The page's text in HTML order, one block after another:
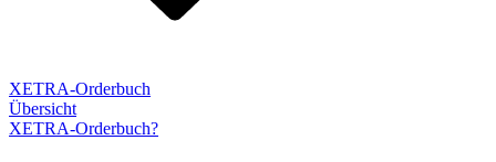
XETRA-Orderbuch
Übersicht
XETRA-Orderbuch?